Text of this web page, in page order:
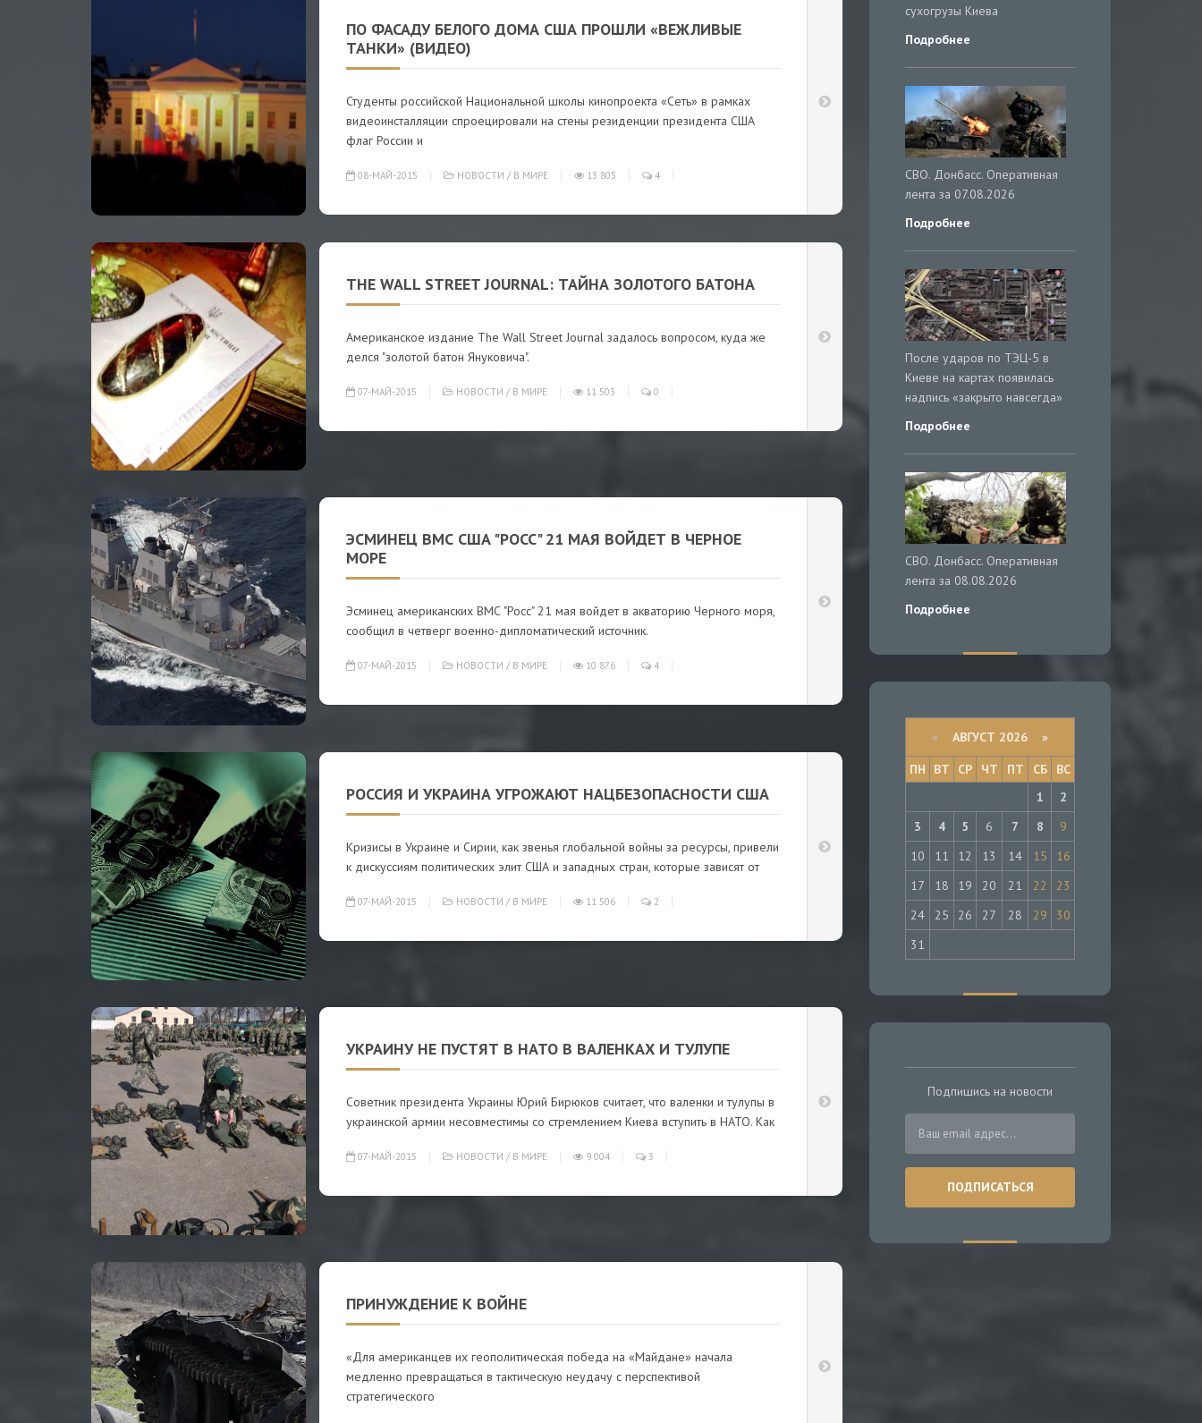
ПО ФАСАДУ БЕЛОГО ДОМА США ПРОШЛИ «ВЕЖЛИВЫЕ
ТАНКИ» (ВИДЕО)
Студенты российской Национальной школы кинопроекта «Сеть» в рамках
видеоинсталляции спроецировали на стены резиденции президента США
флаг России и
08-МАЙ-2015 НОВОСТИ / В МИРЕ 13 805 4
THE WALL STREET JOURNAL: ТАЙНА ЗОЛОТОГО БАТОНА
Американское издание The Wall Street Journal задалось вопросом, куда же
делся "золотой батон Януковича".
07-МАЙ-2015 НОВОСТИ / В МИРЕ 11 503 0
ЭСМИНЕЦ ВМС США "РОСС" 21 МАЯ ВОЙДЕТ В ЧЕРНОЕ
МОРЕ
Эсминец американских ВМС "Росс" 21 мая войдет в акваторию Черного моря,
сообщил в четверг военно-дипломатический источник.
07-МАЙ-2015 НОВОСТИ / В МИРЕ 10 876 4
РОССИЯ И УКРАИНА УГРОЖАЮТ НАЦБЕЗОПАСНОСТИ США
Кризисы в Украине и Сирии, как звенья глобальной войны за ресурсы, привели
к дискуссиям политических элит США и западных стран, которые зависят от
07-МАЙ-2015 НОВОСТИ / В МИРЕ 11 506 2
УКРАИНУ НЕ ПУСТЯТ В НАТО В ВАЛЕНКАХ И ТУЛУПЕ
Советник президента Украины Юрий Бирюков считает, что валенки и тулупы в
украинской армии несовместимы со стремлением Киева вступить в НАТО. Как
07-МАЙ-2015 НОВОСТИ / В МИРЕ 9 004 3
ПРИНУЖДЕНИЕ К ВОЙНЕ
«Для американцев их геополитическая победа на «Майдане» начала
медленно превращаться в тактическую неудачу с перспективой
стратегического
сухогрузы Киева
Подробнее
СВО. Донбасс. Оперативная
лента за 07.08.2026
Подробнее
После ударов по ТЭЦ-5 в
Киеве на картах появилась
надпись «закрыто навсегда»
Подробнее
СВО. Донбасс. Оперативная
лента за 08.08.2026
Подробнее
« АВГУСТ 2026 »
ПН
ВТ СР ЧТ ПТ СБ
ВС
1
2
3
4 5 6 7 8
9
10
11 12 13 14 15
16
17
18 19 20 21 22
23
24
25 26 27 28 29
30
31
Подпишись на новости